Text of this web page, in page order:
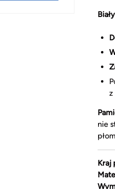
z
nie
Kraj